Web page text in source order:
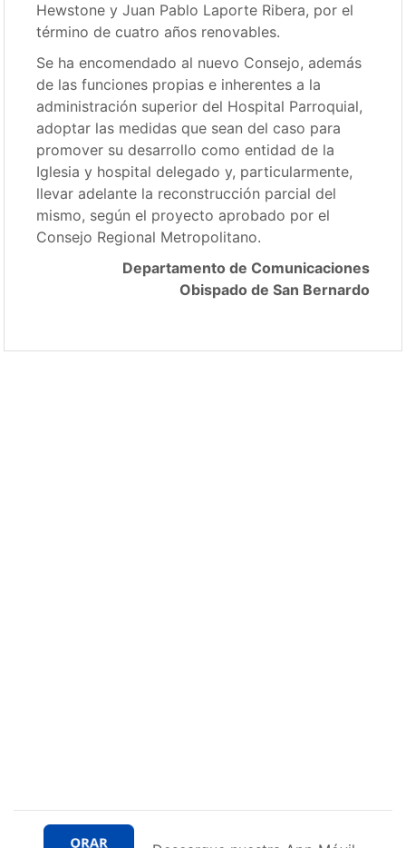
Hewstone y Juan Pablo Laporte Ribera, por el
término de cuatro años renovables.
Se ha encomendado al nuevo Consejo, además
de las funciones propias e inherentes a la
administración superior del Hospital Parroquial,
adoptar las medidas que sean del caso para
promover su desarrollo como entidad de la
Iglesia y hospital delegado y, particularmente,
llevar adelante la reconstrucción parcial del
mismo, según el proyecto aprobado por el
Consejo Regional Metropolitano.
Departamento de Comunicaciones
Obispado de San Bernardo